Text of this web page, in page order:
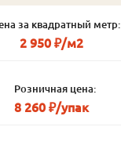
за квадратный метр:
2 950 ₽/м2
Розничная цена:
8 260 ₽/упак